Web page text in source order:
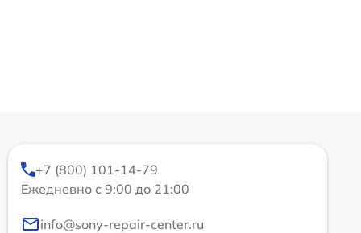
+7 (800) 101-14-79
Ежедневно с 9:00 до 21:00
info@sony-repair-center.ru